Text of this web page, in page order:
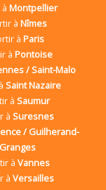
àMontpellier
à Nîmes
à Paris
à Pontoise
/ Saint-Malo
Saint Nazaire
àSaumur
àSuresnes
/ Guilherand-
Granges
à Vannes
àVersailles